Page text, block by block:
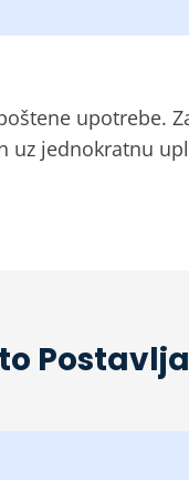
upotrebe.
uz jednokratnu